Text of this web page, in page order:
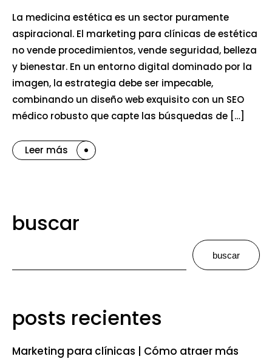
La medicina estética es un sector puramente
aspiracional. El marketing para clínicas de estética
no vende procedimientos, vende seguridad, belleza
y bienestar. En un entorno digital dominado por la
imagen, la estrategia debe ser impecable,
combinando un diseño web exquisito con un SEO
médico robusto que capte las búsquedas de […]
Leer más
buscar
buscar
posts recientes
Marketing para clínicas | Cómo atraer más